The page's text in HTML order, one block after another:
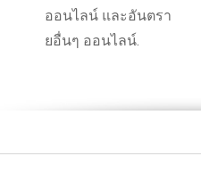
ออนไลน์ และอันตรา
ยอื่นๆ ออนไลน์.